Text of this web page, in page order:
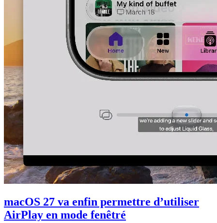
macOS 27 va enfin permettre d’utiliser
AirPlay en mode fenêtré